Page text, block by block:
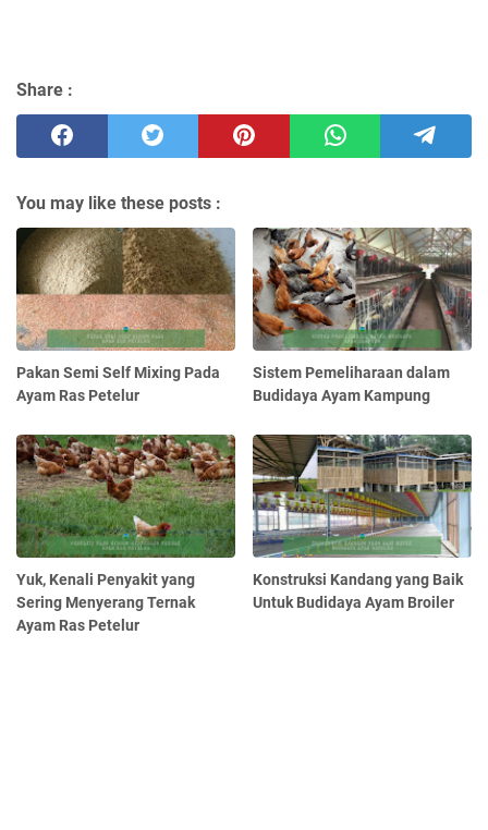
Share :
You may like these posts :
Pakan Semi Self Mixing Pada
Ayam Ras Petelur
Sistem Pemeliharaan dalam
Budidaya Ayam Kampung
Yuk, Kenali Penyakit yang
Sering Menyerang Ternak
Ayam Ras Petelur
Konstruksi Kandang yang Baik
Untuk Budidaya Ayam Broiler